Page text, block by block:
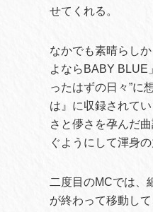
せてくれる。
なかでも素晴らし
よならBABY BLUE
ったはずの日々”に
は』に収録されて
さと儚さを孕んだ
ぐようにして渾身
二度目のMCでは、
が終わって移動し